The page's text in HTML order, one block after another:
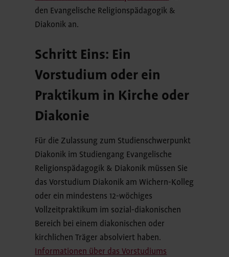
den Evangelische Religionspädagogik &
Diakonik an.
Schritt Eins: Ein
Vorstudium oder ein
Praktikum in Kirche oder
Diakonie
Für die Zulassung zum Studienschwerpunkt
Diakonik im Studiengang Evangelische
Religionspädagogik & Diakonik müssen Sie
das Vorstudium Diakonik am Wichern-Kolleg
oder ein mindestens 12-wöchiges
Vollzeitpraktikum im sozial-diakonischen
Bereich bei einem diakonischen oder
kirchlichen Träger absolviert haben.
Informationen über das Vorstudiums